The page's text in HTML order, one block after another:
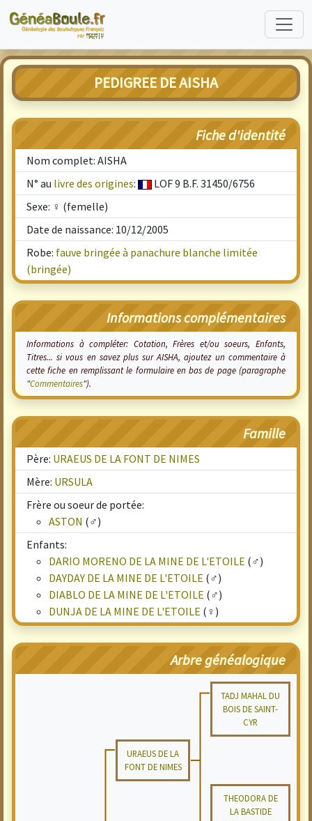
PEDIGREE DE AISHA
Fiche d'identité
Nom complet: AISHA
N° au livre des origines:
LOF 9 B.F. 31450/6756
Sexe: ♀ (femelle)
Date de naissance: 10/12/2005
Robe: fauve bringée à panachure blanche limitée
(bringée)
Informations complémentaires
Informations à compléter: Cotation, Frères et/ou soeurs, Enfants,
Titres... si vous en savez plus sur AISHA, ajoutez un commentaire à
cette fiche en remplissant le formulaire en bas de page (paragraphe
"Commentaires").
Famille
Père: URAEUS DE LA FONT DE NIMES
Mère: URSULA
Frère ou soeur de portée:
ASTON (♂)
Enfants:
DARIO MORENO DE LA MINE DE L'ETOILE (♂)
DAYDAY DE LA MINE DE L'ETOILE (♂)
DIABLO DE LA MINE DE L'ETOILE (♂)
DUNJA DE LA MINE DE L'ETOILE (♀)
Arbre généalogique
TADJ MAHAL DU
BOIS DE SAINT-
CYR
URAEUS DE LA
FONT DE NIMES
THEODORA DE
LA BASTIDE